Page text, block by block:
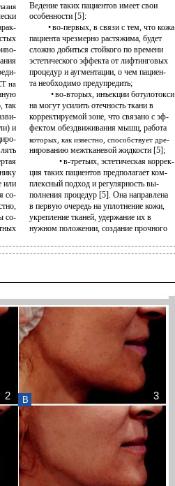
Ведение таких пациентов имеет свои
особенности [5]:
• во-первых, в связи с тем, что кожа
пациента чрезмерно растяжима, будет
сложно добиться стойкого по времени
эстетического эффекта от лифтинговых
процедур и аугментации, о чем пациен-
на
та необходимо предупредить;
• во-вторых, инъекции ботулотокси­
так
на могут усилить отечность ткани в
корректируемой зоне, что связано с эф-
и
фектом обездвиживания мышц, работа
которых, как известно, способствует дре-
нированию межтканевой жидкости [5];
• в-третьих, эстетическая коррек-
ция таких пациентов предполагает ком-
или
плексный подход и регулярность вы-
со-
полнения процедур [5]. Она направлена
в первую очередь на уплотнение кожи,
со-
укрепление тканей, удержание их в
нужном положении, создание прочного
2 3
В